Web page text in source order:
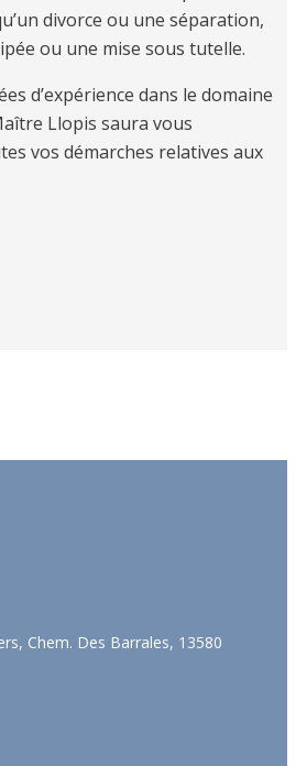
divorce ou une séparation,
ou une mise sous tutelle.
d’expérience dans le domaine
Llopis saura vous
vos démarches relatives aux
Chem. Des Barrales, 13580